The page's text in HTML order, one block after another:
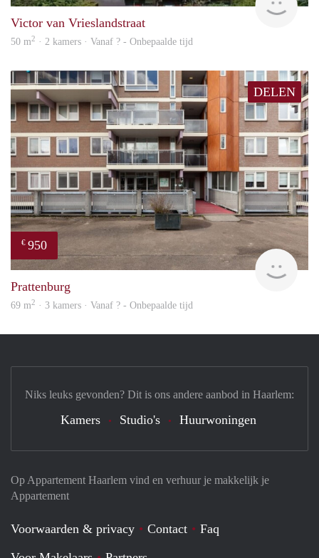
Victor van Vrieslandstraat
50 m2 · 2 kamers · Vanaf ? - Onbepaalde tijd
DELEN
€ 950
Prattenburg
69 m2 · 3 kamers · Vanaf ? - Onbepaalde tijd
Op Appartement Haarlem vind en verhuur je makkelijk je
Appartement
Voorwaarden & privacy Contact
Faq
Niks leuks gevonden? Dit is ons andere aanbod in Haarlem:
Kamers Studio's Huurwoningen